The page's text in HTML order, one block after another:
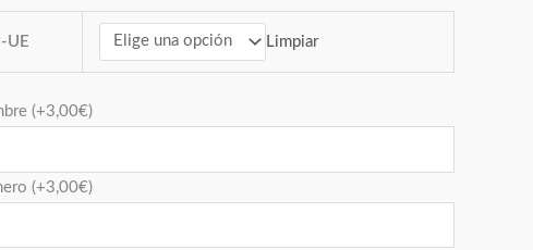
UE Limpiar
(+3,00€)
(+3,00€)